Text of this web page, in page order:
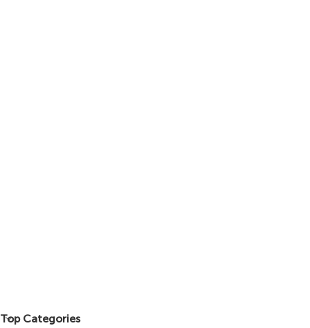
Top Categories